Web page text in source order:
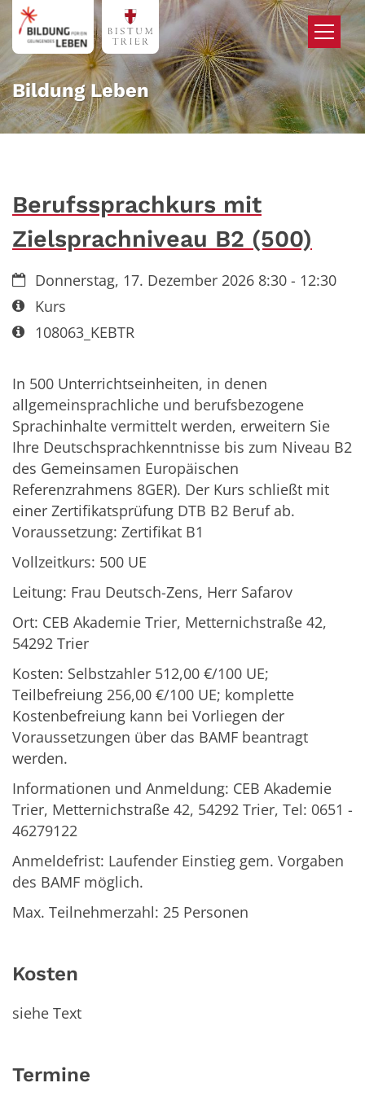
Zum Inhalt springen
Bildung Leben
Berufssprachkurs mit
Zielsprachniveau B2 (500)
Datum:Donnerstag, 17. Dezember 2026 8:30 - 12:30
Art bzw. Nummer:
Kurs
Art bzw. Nummer:
108063_KEBTR
In 500 Unterrichtseinheiten, in denen
allgemeinsprachliche und berufsbezogene
Sprachinhalte vermittelt werden, erweitern Sie
Ihre Deutschsprachkenntnisse bis zum Niveau B2
des Gemeinsamen Europäischen
Referenzrahmens 8GER). Der Kurs schließt mit
einer Zertifikatsprüfung DTB B2 Beruf ab.
Voraussetzung: Zertifikat B1
Vollzeitkurs: 500 UE
Leitung: Frau Deutsch-Zens, Herr Safarov
Ort: CEB Akademie Trier, Metternichstraße 42,
54292 Trier
Kosten: Selbstzahler 512,00 €/100 UE;
Teilbefreiung 256,00 €/100 UE; komplette
Kostenbefreiung kann bei Vorliegen der
Voraussetzungen über das BAMF beantragt
werden.
Informationen und Anmeldung: CEB Akademie
Trier, Metternichstraße 42, 54292 Trier, Tel: 0651 -
46279122
Anmeldefrist: Laufender Einstieg gem. Vorgaben
des BAMF möglich.
Max. Teilnehmerzahl: 25 Personen
Kosten
siehe Text
Termine